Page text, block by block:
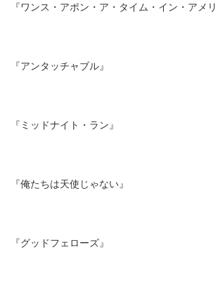
『ワンス・アポン・ア・タイム・イン・アメリ
『アンタッチャブル』
『ミッドナイト・ラン』
『俺たちは天使じゃない』
『グッドフェローズ』